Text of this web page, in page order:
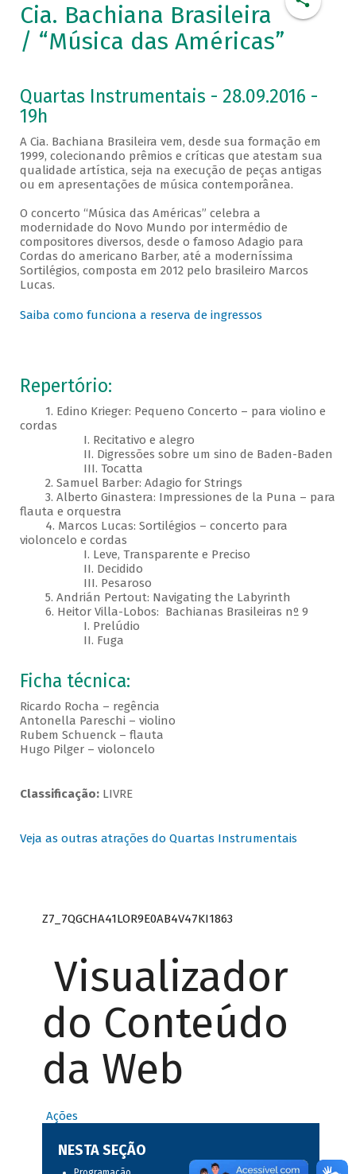
Cia. Bachiana Brasileira
/ “Música das Américas”
Quartas Instrumentais - 28.09.2016 -
19h
A Cia. Bachiana Brasileira vem, desde sua formação em
1999, colecionando prêmios e críticas que atestam sua
qualidade artística, seja na execução de peças antigas
ou em apresentações de música contemporânea.
O concerto “Música das Américas” celebra a
modernidade do Novo Mundo por intermédio de
compositores diversos, desde o famoso Adagio para
Cordas do americano Barber, até a moderníssima
Sortilégios, composta em 2012 pelo brasileiro Marcos
Lucas.
Saiba como funciona a reserva de ingressos
Repertório:
1. Edino Krieger: Pequeno Concerto – para violino e
cordas
I. Recitativo e alegro
II. Digressões sobre um sino de Baden-Baden
III. Tocatta
2. Samuel Barber: Adagio for Strings
3. Alberto Ginastera: Impressiones de la Puna – para
flauta e orquestra
4. Marcos Lucas: Sortilégios – concerto para
violoncelo e cordas
I. Leve, Transparente e Preciso
II. Decidido
III. Pesaroso
5. Andrián Pertout: Navigating the Labyrinth
6. Heitor Villa-Lobos: Bachianas Brasileiras nº 9
I. Prelúdio
II. Fuga
Ficha técnica:
Ricardo Rocha – regência
Antonella Pareschi – violino
Rubem Schuenck – flauta
Hugo Pilger – violoncelo
Classificação:LIVRE
Veja as outras atrações do Quartas Instrumentais
Z7_7QGCHA41LOR9E0AB4V47KI1863
Visualizador
do Conteúdo
da Web
Ações
NESTA SEÇÃO